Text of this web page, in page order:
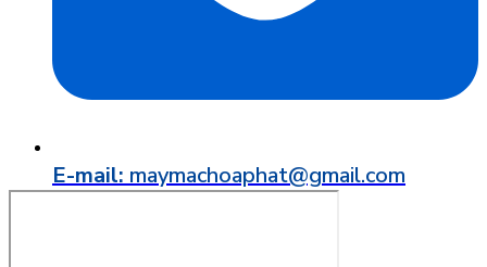
E-mail: maymachoaphat@gmail.com